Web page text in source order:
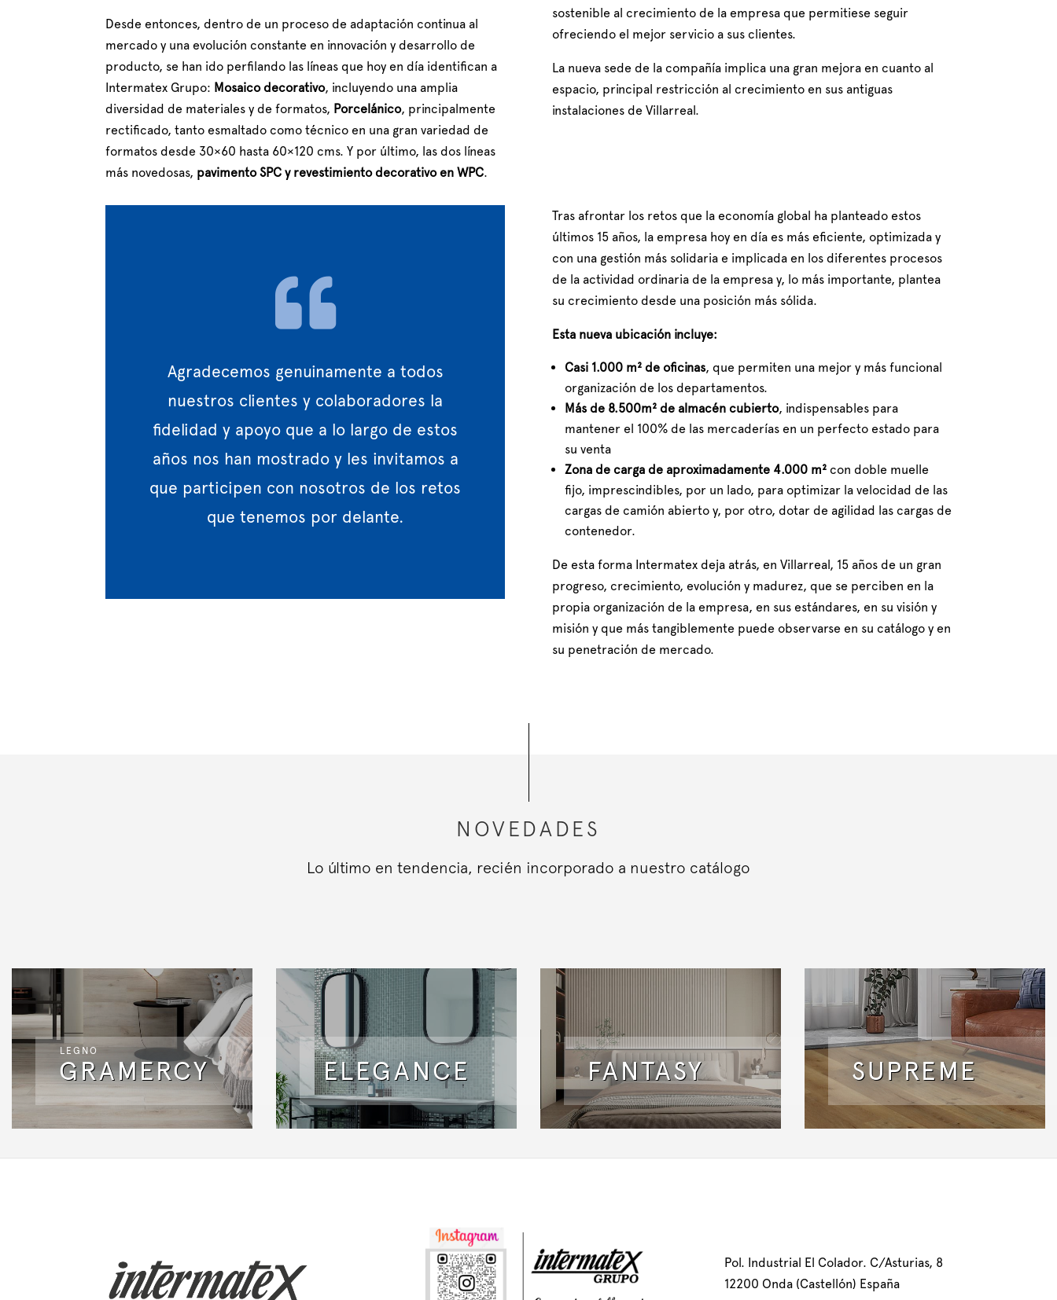
Desde entonces, dentro de un proceso de adaptación continua al
mercado y una evolución constante en innovación y desarrollo de
producto, se han ido perfilando las líneas que hoy en día identifican a
Intermatex Grupo: Mosaico decorativo, incluyendo una amplia
diversidad de materiales y de formatos, Porcelánico, principalmente
rectificado, tanto esmaltado como técnico en una gran variedad de
formatos desde 30×60 hasta 60×120 cms. Y por último, las dos líneas
más novedosas, pavimento SPC y revestimiento decorativo en WPC.
sostenible al crecimiento de la empresa que permitiese seguir
ofreciendo el mejor servicio a sus clientes.
La nueva sede de la compañía implica una gran mejora en cuanto al
espacio, principal restricción al crecimiento en sus antiguas
instalaciones de Villarreal.

Agradecemos genuinamente a todos
nuestros clientes y colaboradores la
fidelidad y apoyo que a lo largo de estos
años nos han mostrado y les invitamos a
que participen con nosotros de los retos
que tenemos por delante.
Tras afrontar los retos que la economía global ha planteado estos
últimos 15 años, la empresa hoy en día es más eficiente, optimizada y
con una gestión más solidaria e implicada en los diferentes procesos
de la actividad ordinaria de la empresa y, lo más importante, plantea
su crecimiento desde una posición más sólida.
Esta nueva ubicación incluye:
Casi 1.000 m² de oficinas, que permiten una mejor y más funcional
organización de los departamentos.
Más de 8.500m² de almacén cubierto, indispensables para
mantener el 100% de las mercaderías en un perfecto estado para
su venta
Zona de carga de aproximadamente 4.000 m²con doble muelle
fijo, imprescindibles, por un lado, para optimizar la velocidad de las
cargas de camión abierto y, por otro, dotar de agilidad las cargas de
contenedor.
De esta forma Intermatex deja atrás, en Villarreal, 15 años de un gran
progreso, crecimiento, evolución y madurez, que se perciben en la
propia organización de la empresa, en sus estándares, en su visión y
misión y que más tangiblemente puede observarse en su catálogo y en
su penetración de mercado.
NOVEDADES
Lo último en tendencia, recién incorporado a nuestro catálogo
GRAMERCY
LEGNO
ELEGANCE FANTASY SUPREME
Pol. Industrial El Colador. C/Asturias, 8
12200 Onda (Castellón) España